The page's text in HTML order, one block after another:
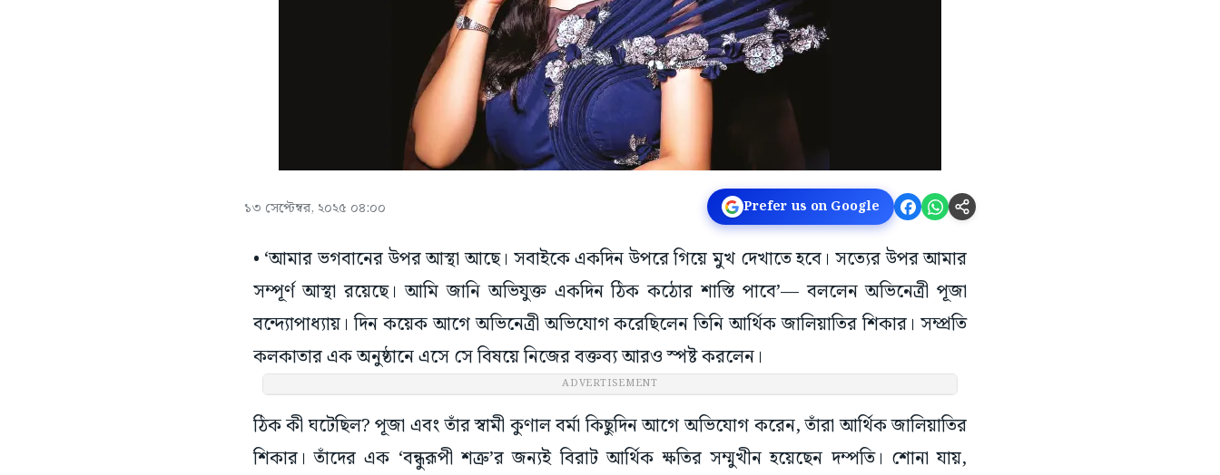
১৩ সেপ্টেম্বর, ২০২৫ ০৪:০০ Prefer us on Google
• ‘আমার ভগবানের উপর আস্থা আছে। সবাইকে একদিন উপরে গিয়ে মুখ দেখাতে হবে। সত্যের উপর আমার
সম্পূর্ণ আস্থা রয়েছে। আমি জানি অভিযুক্ত একদিন ঠিক কঠোর শাস্তি পাবে’— বললেন অভিনেত্রী পূজা
বন্দ্যোপাধ্যায়। দিন কয়েক আগে অভিনেত্রী অভিযোগ করেছিলেন তিনি আর্থিক জালিয়াতির শিকার। সম্প্রতি
কলকাতার এক অনুষ্ঠানে এসে সে বিষয়ে নিজের বক্তব্য আরও স্পষ্ট করলেন।
ADVERTISEMENT
ঠিক কী ঘটেছিল? পূজা এবং তাঁর স্বামী কুণাল বর্মা কিছুদিন আগে অভিযোগ করেন, তাঁরা আর্থিক জালিয়াতির
শিকার। তাঁদের এক ‘বন্ধুরূপী শত্রু’র জন্যই বিরাট আর্থিক ক্ষতির সম্মুখীন হয়েছেন দম্পতি। শোনা যায়,